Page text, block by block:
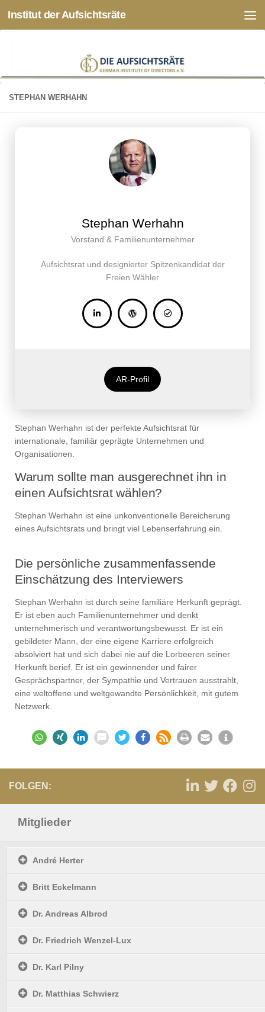
Zum Inhalt springen
Institut der Aufsichtsräte
STEPHAN WERHAHN
Stephan Werhahn
Vorstand & Familienunternehmer
Aufsichtsrat und designierter Spitzenkandidat der
Freien Wähler
AR-Profil
Stephan Werhahn ist der perfekte Aufsichtsrat für
internationale, familiär geprägte Unternehmen und
Organisationen.
Warum sollte man ausgerechnet ihn in
einen Aufsichtsrat wählen?
Stephan Werhahn ist eine unkonventionelle Bereicherung
eines Aufsichtsrats und bringt viel Lebenserfahrung ein.
Die persönliche zusammenfassende
Einschätzung des Interviewers
Stephan Werhahn ist durch seine familiäre Herkunft geprägt.
Er ist eben auch Familienunternehmer und denkt
unternehmerisch und verantwortungsbewusst. Er ist ein
gebildeter Mann, der eine eigene Karriere erfolgreich
absolviert hat und sich dabei nie auf die Lorbeeren seiner
Herkunft berief. Er ist ein gewinnender und fairer
Gesprächspartner, der Sympathie und Vertrauen ausstrahlt,
eine weltoffene und weltgewandte Persönlichkeit, mit gutem
Netzwerk.
FOLGEN:
Mitglieder
André Herter
Britt Eckelmann
Dr. Andreas Albrod
Dr. Friedrich Wenzel-Lux
Dr. Karl Pilny
Dr. Matthias Schwierz